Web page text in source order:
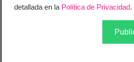
detallada en la Política de Privacidad.